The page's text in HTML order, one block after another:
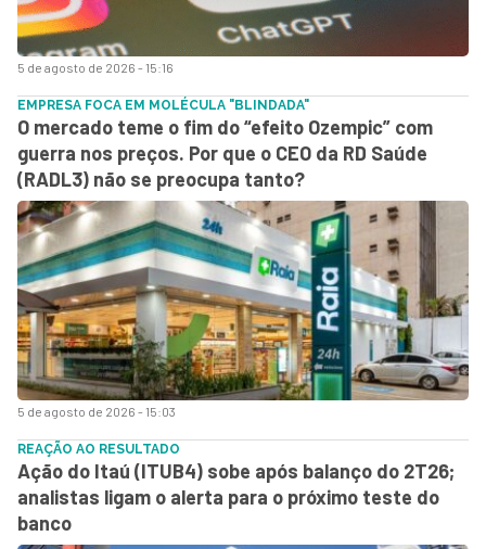
5 de agosto de 2026 - 15:16
5 de agosto de 2026 - 15:03
EMPRESA FOCA EM MOLÉCULA "BLINDADA"
O mercado teme o fim do “efeito Ozempic” com
guerra nos preços. Por que o CEO da RD Saúde
(RADL3) não se preocupa tanto?
REAÇÃO AO RESULTADO
Ação do Itaú (ITUB4) sobe após balanço do 2T26;
analistas ligam o alerta para o próximo teste do
banco